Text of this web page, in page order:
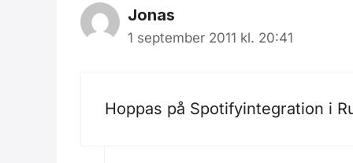
Jonas
1 september 2011 kl. 20:41
Hoppas på Spotifyintegration i